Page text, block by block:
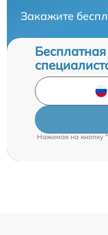
Закажите
Нажимая на кнопку